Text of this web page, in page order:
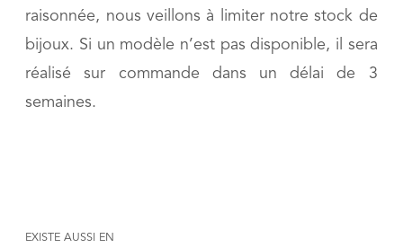
raisonnée, nous veillons à limiter notre stock de
bijoux. Si un modèle n’est pas disponible, il sera
réalisé sur commande dans un délai de 3
semaines.
EXISTE AUSSI EN